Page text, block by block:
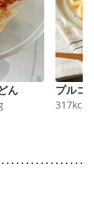
ん プルコ
317kcal